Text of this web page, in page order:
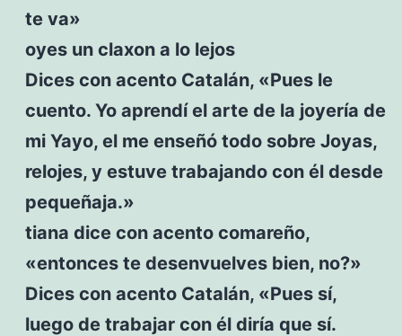
te va»
oyes un claxon a lo lejos
Dices con acento Catalán, «Pues le
cuento. Yo aprendí el arte de la joyería de
mi Yayo, el me enseñó todo sobre Joyas,
relojes, y estuve trabajando con él desde
pequeñaja.»
tiana dice con acento comareño,
«entonces te desenvuelves bien, no?»
Dices con acento Catalán, «Pues sí,
luego de trabajar con él diría que sí.